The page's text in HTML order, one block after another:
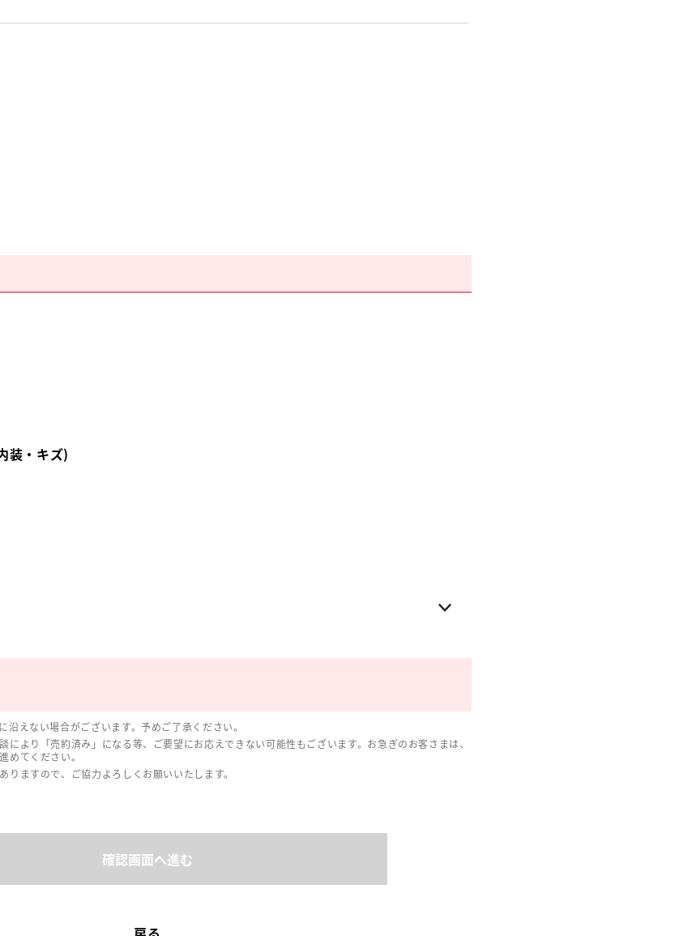
装・キズ)
えない場合がございます。予めご了承ください。
により「売約済み」になる等、ご要望にお応えできない可能性もございます。お急ぎのお客さまは、
めてください。
ますので、ご協力よろしくお願いいたします。
確認画面へ進む